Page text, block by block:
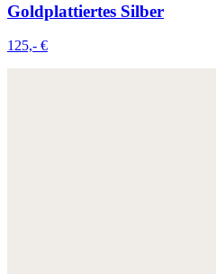
Goldplattiertes Silber
125,- €